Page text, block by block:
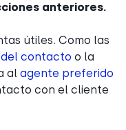
anteriores.
útiles. Como las
contacto o la
al agente preferido
con el cliente